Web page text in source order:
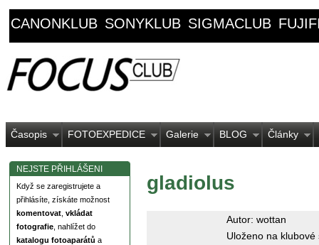
CANONKLUB SONYKLUB SIGMACLUB
Časopis FOTOEXPEDICE Galerie BLOG Články
NEJSTE PŘIHLÁŠENI
Když se zaregistrujete a
přihlásíte, získáte možnost
komentovat vkládat
fotografie , nahlížet do
katalogu fotoaparátů a
gladiolus
Autor: wottan
Uloženo na klubové